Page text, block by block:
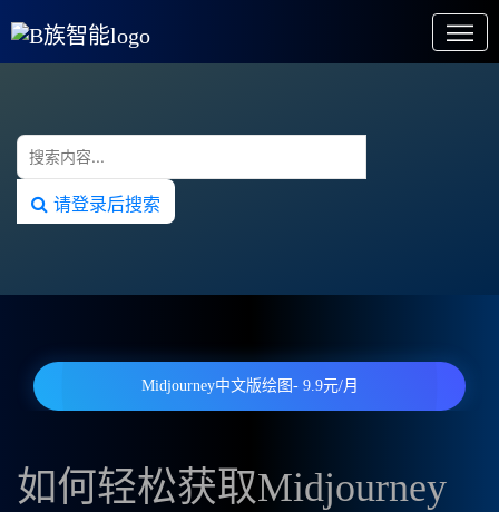
请登录后搜索
Midjourney中文版绘图- 9.9元/月
如何轻松获取Midjourney